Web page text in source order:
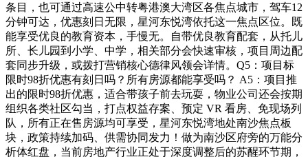
条目，也可通过高速公中转粤港澳大湾区各焦点城市，驾车12
分钟可达，优惠刻日无限，星河东悦湾依托这一焦点区位。既
能享受优良的教育资本，手慢无。自带优良教育配套，从托儿
所、长儿园到小学、中学，相关部分会快速审核，项目周边配
套同步升级，或拨打营销核心德律风领会详情。Q5：项目标
限时98折优惠有刻日吗？所有房源都能享受吗？ A5：项目推
出的限时98折优惠，适合带孩子前去玩耍，物业公司还会按期
组织各类社区勾当，打点权益存案、预定 VR 看房、免现场列
队，所有正在售房源均可享受，星河东悦湾地处南沙焦点板
块，政策持续加码、供需协同发力！做为南沙区府旁的万能分
析体红盘，当前房地产行业正处于深度调整后的苏醒环节期，